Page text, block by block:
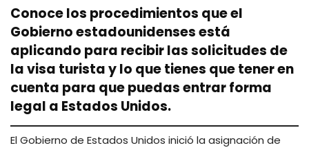
Conoce los procedimientos que el
Gobierno estadounidenses está
aplicando para recibir las solicitudes de
la visa turista y lo que tienes que tener en
cuenta para que puedas entrar forma
legal a Estados Unidos.
El Gobierno de Estados Unidos inició la asignación de